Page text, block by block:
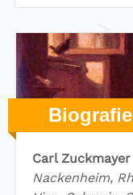
Biografie
Carl Zuckmayer
Nackenheim,